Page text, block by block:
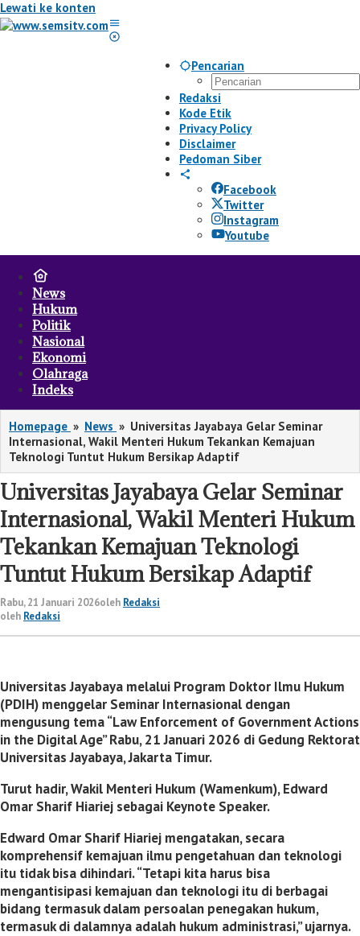
Lewati ke konten
Pencarian
Redaksi
Kode Etik
Privacy Policy
Disclaimer
Pedoman Siber
Facebook
Twitter
Instagram
Youtube
News
Hukum
Politik
Nasional
Ekonomi
Olahraga
Indeks
Homepage » News » Universitas Jayabaya Gelar Seminar
Internasional, Wakil Menteri Hukum Tekankan Kemajuan
Teknologi Tuntut Hukum Bersikap Adaptif
Universitas Jayabaya Gelar Seminar
Internasional, Wakil Menteri Hukum
Tekankan Kemajuan Teknologi
Tuntut Hukum Bersikap Adaptif
Rabu, 21 Januari 2026oleh Redaksi
oleh Redaksi
Universitas Jayabaya melalui Program Doktor Ilmu Hukum
(PDIH) menggelar Seminar Internasional dengan
mengusung tema “Law Enforcement of Government Actions
in the Digital Age” Rabu, 21 Januari 2026 di Gedung Rektorat
Universitas Jayabaya, Jakarta Timur.
Turut hadir, Wakil Menteri Hukum (Wamenkum), Edward
Omar Sharif Hiariej sebagai Keynote Speaker.
Edward Omar Sharif Hiariej mengatakan, secara
komprehensif kemajuan ilmu pengetahuan dan teknologi
itu tidak bisa dihindari. “Tetapi kita harus bisa
mengantisipasi kemajuan dan teknologi itu di berbagai
bidang termasuk dalam persoalan penegakan hukum,
termasuk di dalamnya adalah hukum administrasi,” ujarnya.